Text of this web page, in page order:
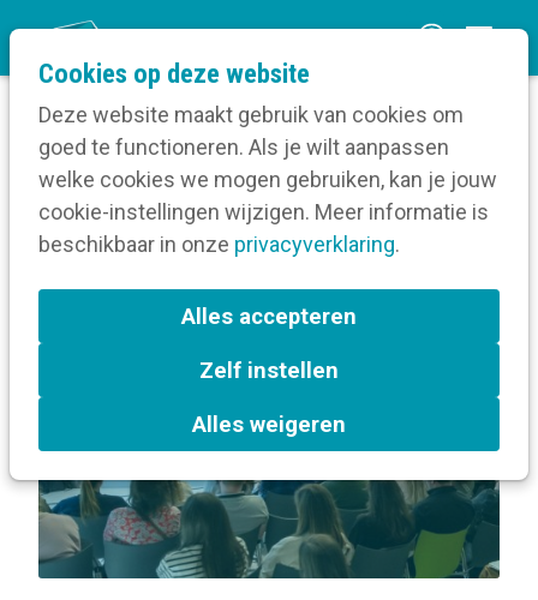
Cookies op deze website
Deze website maakt gebruik van cookies om
goed te functioneren. Als je wilt aanpassen
welke cookies we mogen gebruiken, kan je jouw
cookie-instellingen wijzigen. Meer informatie is
beschikbaar in onze privacyverklaring.
Alles accepteren
Zelf instellen
Alles weigeren
n
m
Home
Volg een opleiding
Over Dag van de Digitale Communicatie
Antwerpen